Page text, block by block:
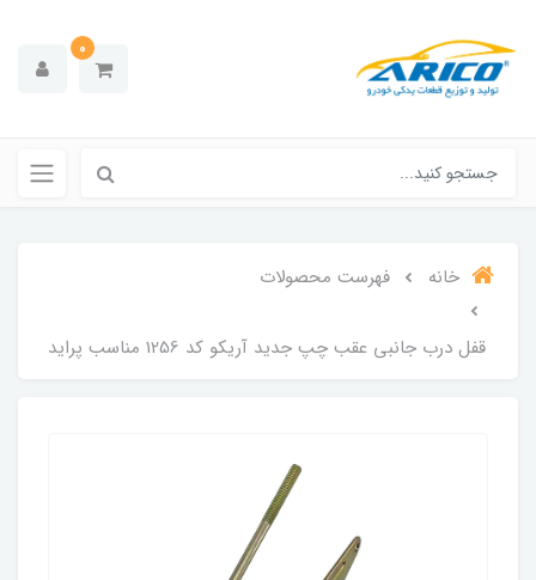
0
خانه فهرست محصولات
قفل درب جانبی عقب چپ جدید آریکو کد 1256 مناسب پراید